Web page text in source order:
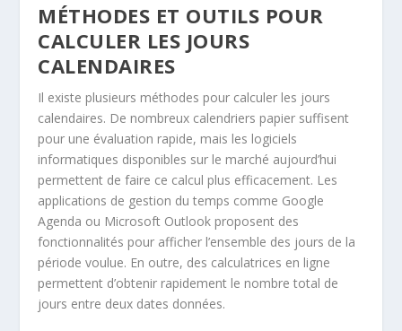
MÉTHODES ET OUTILS POUR
CALCULER LES JOURS
CALENDAIRES
Il existe plusieurs méthodes pour calculer les jours
calendaires. De nombreux calendriers papier suffisent
pour une évaluation rapide, mais les logiciels
informatiques disponibles sur le marché aujourd’hui
permettent de faire ce calcul plus efficacement. Les
applications de gestion du temps comme Google
Agenda ou Microsoft Outlook proposent des
fonctionnalités pour afficher l’ensemble des jours de la
période voulue. En outre, des calculatrices en ligne
permettent d’obtenir rapidement le nombre total de
jours entre deux dates données.